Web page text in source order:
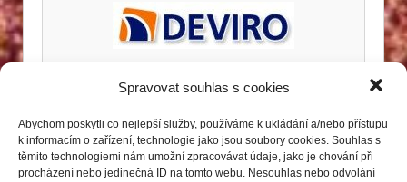
Spravovat souhlas s cookies
Abychom poskytli co nejlepší služby, používáme k ukládání a/nebo přístupu
k informacím o zařízení, technologie jako jsou soubory cookies. Souhlas s
těmito technologiemi nám umožní zpracovávat údaje, jako je chování při
procházení nebo jedinečná ID na tomto webu. Nesouhlas nebo odvolání